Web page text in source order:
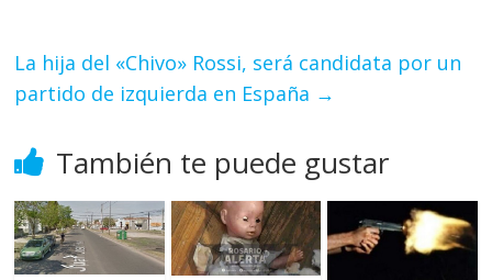
La hija del «Chivo» Rossi, será candidata por un
partido de izquierda en España →
También te puede gustar